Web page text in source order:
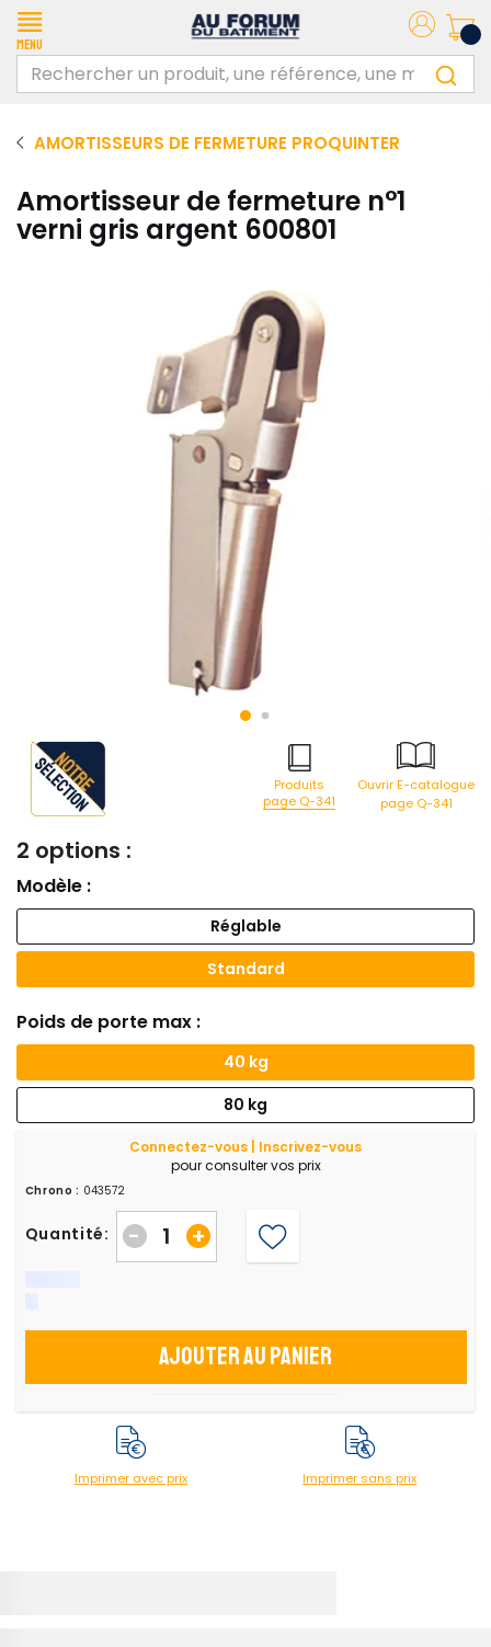
Menu
AMORTISSEURS DE FERMETURE PROQUINTER
Amortisseur de fermeture n°1
verni gris argent 600801
Produits
page Q-341
Ouvrir E-catalogue
page Q-341
2 options :
Modèle :
Réglable
Standard
Poids de porte max :
40 kg
80 kg
Connectez-vous | Inscrivez-vous
pour consulter vos prix
Chrono : 043572
Quantité: +
-
Ajouter au panier
Imprimer avec prix Imprimer sans prix